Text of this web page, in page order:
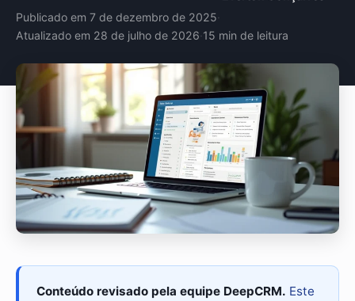
Publicado em 7 de dezembro de 2025·
Atualizado em 28 de julho de 2026·15 min de leitura
Conteúdo revisado pela equipe DeepCRM. Este